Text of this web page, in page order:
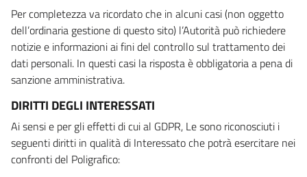
Per completezza va ricordato che in alcuni casi (non oggetto
dell’ordinaria gestione di questo sito) l’Autorità può richiedere
notizie e informazioni ai fini del controllo sul trattamento dei
dati personali. In questi casi la risposta è obbligatoria a pena di
sanzione amministrativa.
DIRITTI DEGLI INTERESSATI
Ai sensi e per gli effetti di cui al GDPR, Le sono riconosciuti i
seguenti diritti in qualità di Interessato che potrà esercitare nei
confronti del Poligrafico: